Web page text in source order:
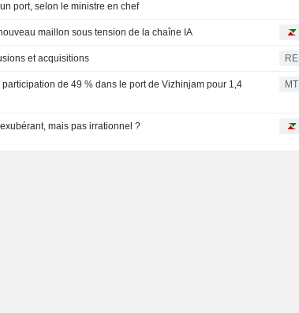
port, selon le ministre en chef
maillon sous tension de la chaîne IA
et acquisitions RE
de 49 % dans le port de Vizhinjam pour 1,4
MT
mais pas irrationnel ?